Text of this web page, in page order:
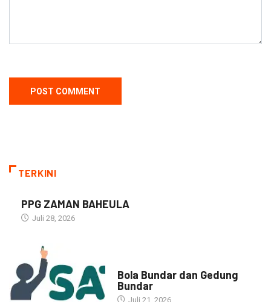
TERKINI
PPG ZAMAN BAHEULA
Juli 28, 2026
Bola Bundar dan Gedung
Bundar
Juli 21, 2026